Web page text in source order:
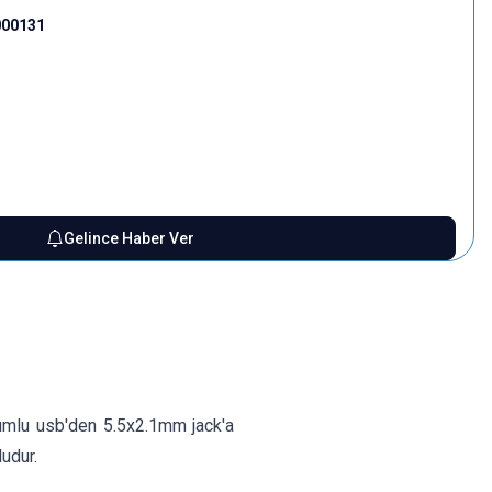
Gelince Haber Ver
usb'den 5.5x2.1mm jack'a